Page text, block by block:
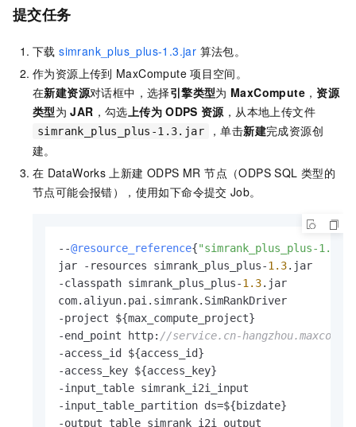
提交任务
下载simrank_plus_plus-1.3.jar 算法包。
作为资源上传到 MaxCompute 项目空间。
在新建资源对话框中，选择引擎类型为 MaxCompute ，资源
类型为 JAR ，勾选上传为 ODPS 资源，从本地上传文件
simrank_plus_plus-1.3.jar ，单击新建完成资源创
建。
在 DataWorks 上新建 ODPS MR 节点（ODPS SQL 类型的
节点可能会报错），使用如下命令提交 Job。
--@resource_reference{"simrank_plus_plus-
jar -resources simrank_plus_plus-1.3.jar
-classpath simrank_plus_plus-1.3.jar
com.aliyun.pai.simrank.SimRankDriver
-project ${max_compute_project}
-end_point http: //service.cn-
-access_id ${access_id}
-access_key ${access_key}
-input_table simrank_i2i_input
-input_table_partition ds=${bizdate}
-output_table simrank_i2i_output